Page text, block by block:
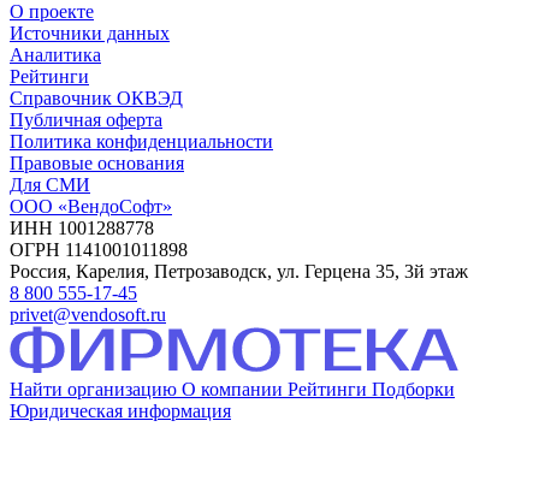
О проекте
Источники данных
Аналитика
Рейтинги
Справочник ОКВЭД
Публичная оферта
Политика конфиденциальности
Правовые основания
Для СМИ
ООО «ВендоСофт»
ИНН 1001288778
ОГРН 1141001011898
Россия, Карелия, Петрозаводск, ул. Герцена 35, 3й этаж
8 800 555-17-45
privet@vendosoft.ru
Найти организацию О компании Рейтинги Подборки
Юридическая информация